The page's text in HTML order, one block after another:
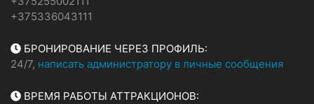
+375336043111
БРОНИРОВАНИЕ ЧЕРЕЗ ПРОФИЛЬ:
24/7, написать администратору в личные сообщения
ВРЕМЯ РАБОТЫ АТТРАКЦИОНОВ: